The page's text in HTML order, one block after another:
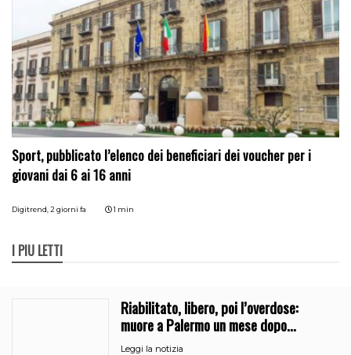
Sport, pubblicato l’elenco dei beneficiari dei voucher per i
giovani dai 6 ai 16 anni
Digitrend, 2 giorni fa 1 min
I PIÙ LETTI
Riabilitato, libero, poi l’overdose:
muore a Palermo un mese dopo
l’uscita dalla comunità
Leggi la notizia